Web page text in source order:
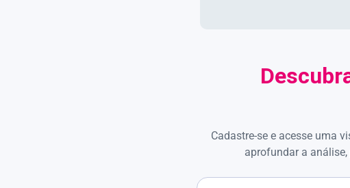
Cadastre-se e acesse uma
aprofundar a